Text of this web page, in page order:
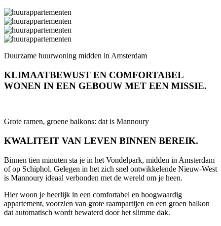
Duurzame huurwoning midden in Amsterdam
KLIMAATBEWUST EN COMFORTABEL
WONEN IN EEN GEBOUW MET EEN MISSIE.
Grote ramen, groene balkons: dat is Mannoury
KWALITEIT VAN LEVEN BINNEN BEREIK.
Binnen tien minuten sta je in het Vondelpark, midden in Amsterdam
of op Schiphol. Gelegen in het zich snel ontwikkelende Nieuw-West
is Mannoury ideaal verbonden met de wereld om je heen.
Hier woon je heerlijk in een comfortabel en hoogwaardig
appartement, voorzien van grote raampartijen en een groen balkon
dat automatisch wordt bewaterd door het slimme dak.